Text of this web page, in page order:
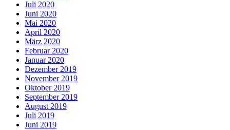
Juli 2020
Juni 2020
Mai 2020
April 2020
März 2020
Februar 2020
Januar 2020
Dezember 2019
November 2019
Oktober 2019
September 2019
August 2019
Juli 2019
Juni 2019